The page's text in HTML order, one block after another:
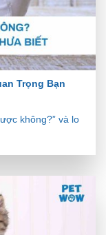
Trọng Bạn
không?” và lo